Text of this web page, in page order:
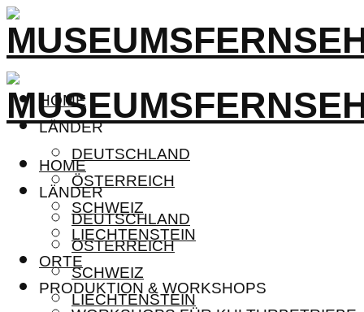
HOME
LÄNDER
DEUTSCHLAND
ÖSTERREICH
SCHWEIZ
LIECHTENSTEIN
ORTE
PRODUKTION & WORKSHOPS
HOME
LÄNDER
DEUTSCHLAND
ÖSTERREICH
SCHWEIZ
LIECHTENSTEIN